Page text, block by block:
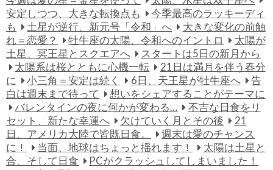
安定しつつ、大きな転換点も
今季最高のラッキーディ
も
土星が逆行、新元号「令和」へ
大きな変化の前触
れ＝恋愛？
牡牛座の太陽、令和へのイントロ
太陽が
土星、冥王星とスクエアへ
スタートは5日の新月から
太陽系は桜とともに心機一転
21日は満月を伴う春分
に
小三角＝安定は続く 6日、天王星が牡牛座へ
告
白は週末まで待って
想いをシェアすることがテーマに
バレンタインの夜に何かが変わる…
不吉な日食をリ
セット、新たな幸運へ
欠けていく月とその後
21
日、アメリカ大陸で皆既日食。
週末は愛のチャンス
に！
当面、地球はちょっと揺れます！
太陽は土星と
合、そして日食
PCがクラッシュしてしまいました！